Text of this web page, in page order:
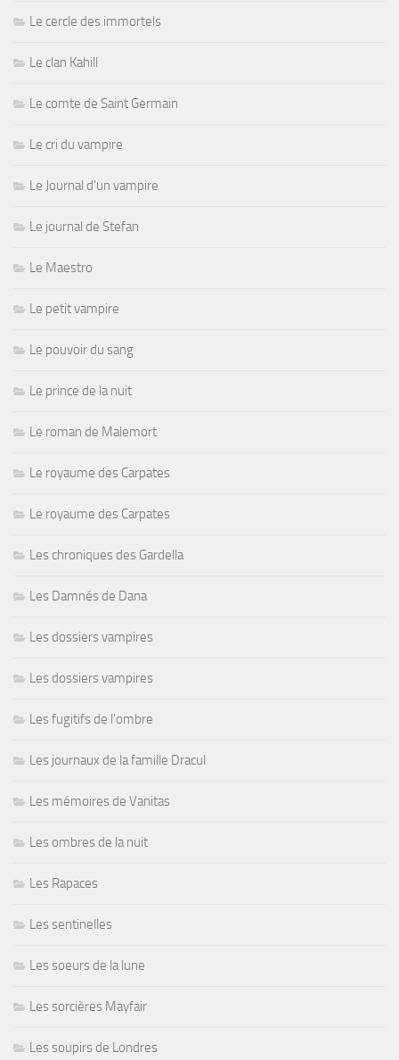
Le cercle des immortels
Le clan Kahill
Le comte de Saint Germain
Le cri du vampire
Le Journal d'un vampire
Le journal de Stefan
Le Maestro
Le petit vampire
Le pouvoir du sang
Le prince de la nuit
Le roman de Malemort
Le royaume des Carpates
Le royaume des Carpates
Les chroniques des Gardella
Les Damnés de Dana
Les dossiers vampires
Les dossiers vampires
Les fugitifs de l'ombre
Les journaux de la famille Dracul
Les mémoires de Vanitas
Les ombres de la nuit
Les Rapaces
Les sentinelles
Les soeurs de la lune
Les sorcières Mayfair
Les soupirs de Londres